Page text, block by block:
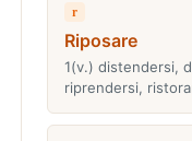
r
Riposare
1(v.) distendersi,
riprendersi,